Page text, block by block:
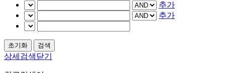
추가
추가
상세검색닫기